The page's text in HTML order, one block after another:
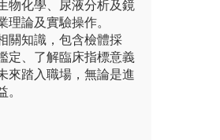
物化學、尿液分析及鏡
論及實驗操作。
關知識，包含檢體採
定、了解臨床指標意義
來踏入職場，無論是進
。